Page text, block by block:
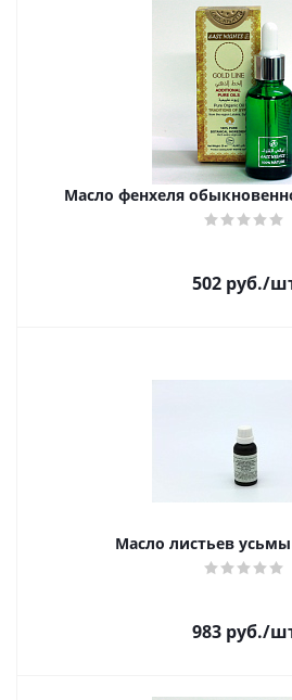
Масло фенхеля
502руб./
Масло листьев
983руб./